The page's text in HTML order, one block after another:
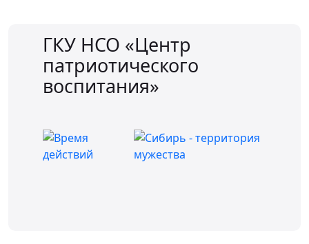
ГКУ НСО «Центр
патриотического
воспитания»